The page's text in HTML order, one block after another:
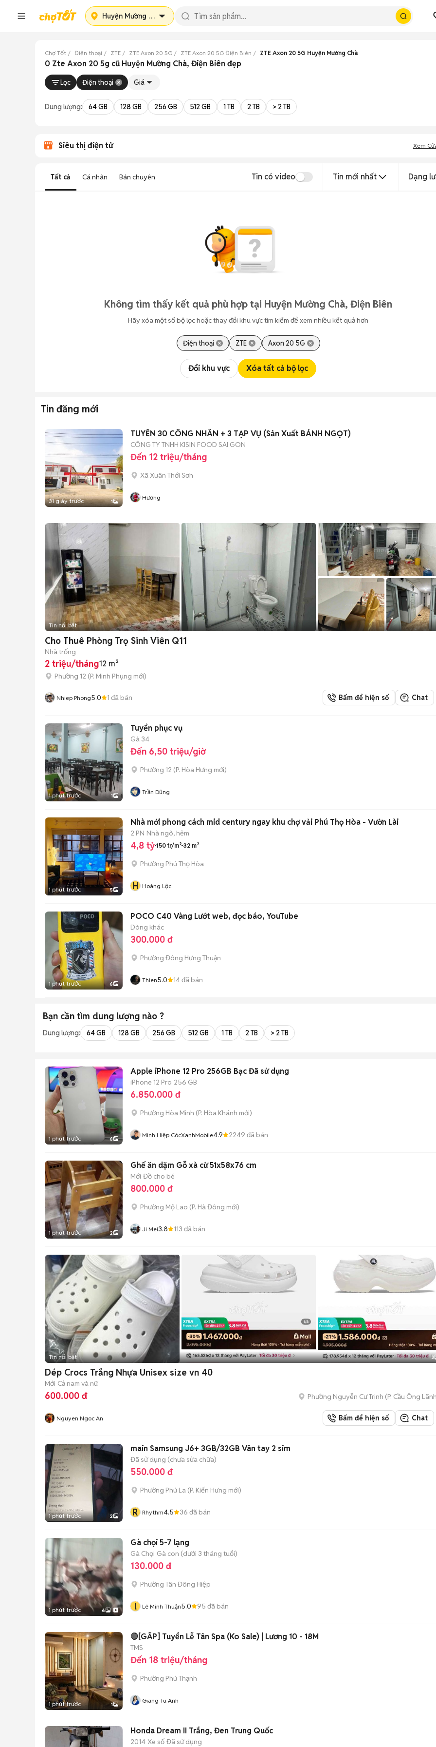
Huyện Mường Chà
Chợ Tốt Điện thoại ZTE ZTE Axon 20 5G ZTE Axon 20 5G Điện Biên ZTE Axon 20 5G Huyện Mường Chà
0 Zte Axon 20 5g cũ Huyện Mường Chà, Điện Biên đẹp
Lọc Điện thoại Giá
Dung lượng: 64 GB 128 GB 256 GB 512 GB 1 TB 2 TB > 2 TB
Siêu thị điện tử Xem
Tất cả Cá nhân Bán chuyên Tin có video Tin mới nhất Dạng
Không tìm thấy kết quả phù hợp tại Huyện Mường Chà, Điện Biên
Hãy xóa một số bộ lọc hoặc thay đổi khu vực tìm kiếm để xem nhiều kết quả hơn
Điện thoại ZTE Axon 20 5G
Đổi khu vực Xóa tất cả bộ lọc
Tin đăng mới
31 giây trước 1
TUYỂN 30 CÔNG NHÂN + 3 TẠP VỤ (Sản Xuất BÁNH NGỌT)
CÔNG TY TNHH KISIN FOOD SAI GON
Đến 12 triệu/tháng
Xã Xuân Thới Sơn
Hương
Tin nổi bật
Cho Thuê Phòng Trọ Sinh Viên Q11
Nhà trống
2 triệu/tháng12 m²
Phường 12 (P. Minh Phụng mới)
Nhiep Phong5.0 1 đã bán Bấm để hiện số Chat
1 phút trước 1
Tuyển phục vụ
Gà 34
Đến 6,50 triệu/giờ
Phường 12 (P. Hòa Hưng mới)
Trần Dũng
1 phút trước 5
Nhà mới phong cách mid century ngay khu chợ vải Phú Thọ Hòa - Vườn Lài
2 PN Nhà ngõ, hẻm
4,8 tỷ 150 tr/m² 32 m²
Phường Phú Thọ Hòa
H Hoàng Lộc
1 phút trước 6
POCO C40 Vàng Lướt web, đọc báo, YouTube
Dòng khác
300.000 đ
Phường Đông Hưng Thuận
Thien5.0 14đã bán
Bạn cần tìm dung lượng nào ?
Dung lượng: 64 GB 128 GB 256 GB 512 GB 1 TB 2 TB > 2 TB
1 phút trước 6
Apple iPhone 12 Pro 256GB Bạc Đã sử dụng
iPhone 12 Pro 256 GB
6.850.000 đ
Phường Hòa Minh (P. Hòa Khánh mới)
Minh Hiệp CócXanhMobile4.9 2249 đã bán
1 phút trước 2
Ghế ăn dặm Gỗ xà cừ 51x58x76 cm
Mới Đồ cho bé
800.000 đ
Phường Mộ Lao (P. Hà Đông mới)
Ji Mei3.8 113 đã bán
Tin nổi bật 3
Dép Crocs Trắng Nhựa Unisex size vn 40
Mới Cả nam và nữ
600.000 đ Phường Nguyễn Cư Trinh (P. Cầu Ông
Nguyen Ngoc An Bấm để hiện số Chat
1 phút trước 2
main Samsung J6+ 3GB/32GB Vân tay 2 sim
Đã sử dụng (chưa sửa chữa)
550.000 đ
Phường Phú La (P. Kiến Hưng mới)
R Rhythm4.5 36 đã bán
1 phút trước 6
Gà chọi 5-7 lạng
Gà Chọi Gà con (dưới 3 tháng tuổi)
130.000 đ
Phường Tân Đông Hiệp
l Lê Minh Thuận5.0 95 đã bán
1 phút trước 1
🔴[GẤP] Tuyển Lễ Tân Spa (Ko Sale) | Lương 10 - 18M
TMS
Đến 18 triệu/tháng
Phường Phú Thạnh
Giang Tu Anh
Honda Dream II Trắng, Đen Trung Quốc
2014 Xe số Đã sử dụng